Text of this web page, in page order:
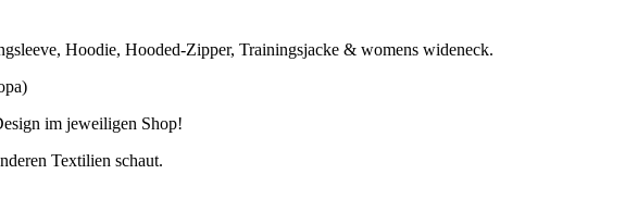
Hoodie, Hooded-Zipper, Trainingsjacke & womens wideneck.
im jeweiligen Shop!
Textilien schaut.